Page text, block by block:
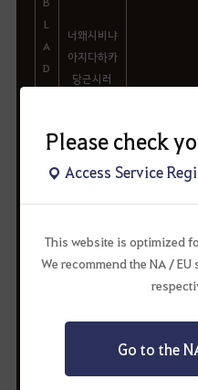
Please check
Access Service
This website is optimized
We recommend the NA /
Go to the
L
A
D
E
줭
치
룡
용
너왜시비냐
아지다하카
당근시러
GANG